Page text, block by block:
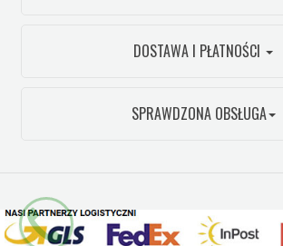
DOSTAWA I PŁATNOŚCI
SPRAWDZONA OBSŁUGA